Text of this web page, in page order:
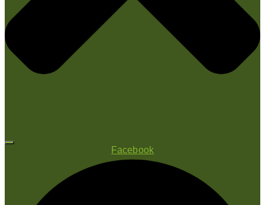
Facebook